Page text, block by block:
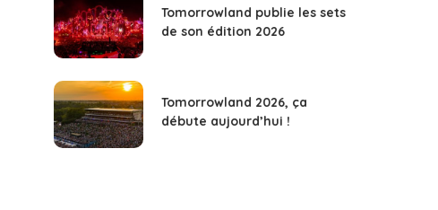
Tomorrowland publie les sets
de son édition 2026
Tomorrowland 2026, ça
débute aujourd’hui !